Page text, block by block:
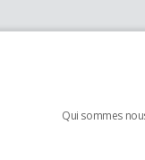
Qui sommes